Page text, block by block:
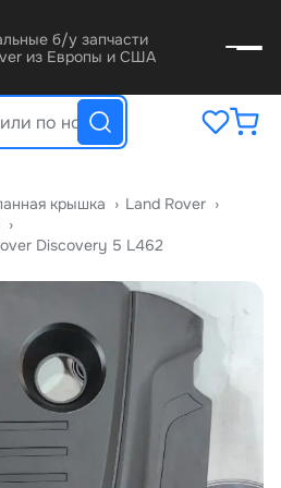
б/у запчасти
из Европы и США
крышка › Land Rover ›
›
Discovery 5 L462